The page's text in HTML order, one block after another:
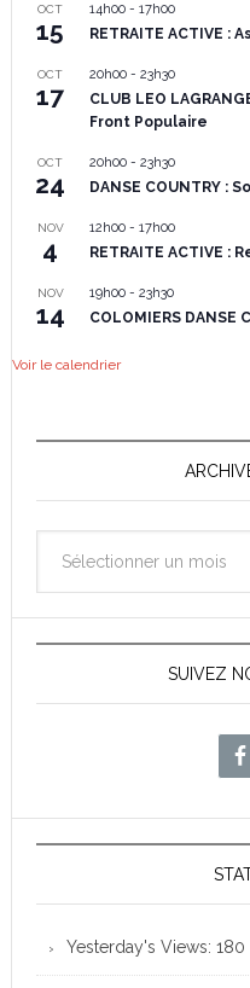
OCT
15
14h00- 17h00
RETRAITE ACTIVE :
OCT
17
20h00- 23h30
CLUB LEO
Front Populaire
OCT
24
20h00- 23h30
DANSE COUNTRY :
NOV
4
12h00- 17h00
RETRAITE ACTIVE :
NOV
14
19h00- 23h30
COLOMIERS
Voir le calendrier
des
News
SUIVEZ
Yesterday's Views: 180